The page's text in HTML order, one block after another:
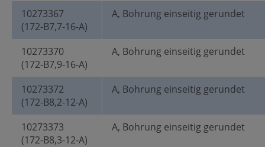
10273367
(172-B7,7-16-A)
A, Bohrung einseitig gerundet
10273370
(172-B7,9-16-A)
A, Bohrung einseitig gerundet
10273372
(172-B8,2-12-A)
A, Bohrung einseitig gerundet
10273373
(172-B8,3-12-A)
A, Bohrung einseitig gerundet